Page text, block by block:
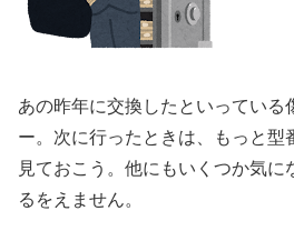
あの昨年に交換したといっている
ー。次に行ったときは、もっと型
見ておこう。他にもいくつか気
るをえません。